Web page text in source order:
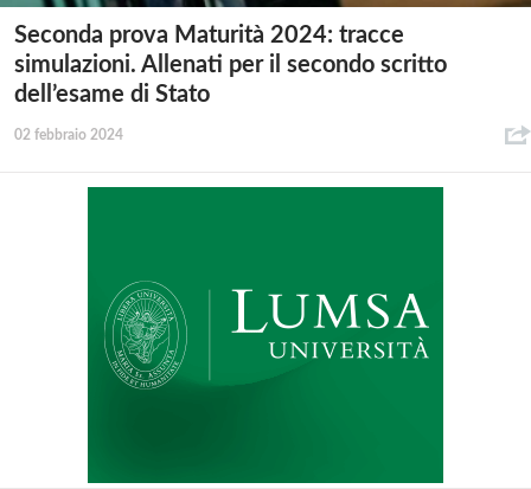
Seconda prova Maturità 2024: tracce
simulazioni. Allenati per il secondo scritto
dell’esame di Stato
02 febbraio 2024